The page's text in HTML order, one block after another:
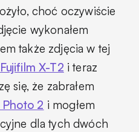
choć oczywiście
wykonałem
także zdjęcia w tej
Fujifilm X-T2 i teraz
się, że zabrałem
2 i mogłem
dla tych dwóch